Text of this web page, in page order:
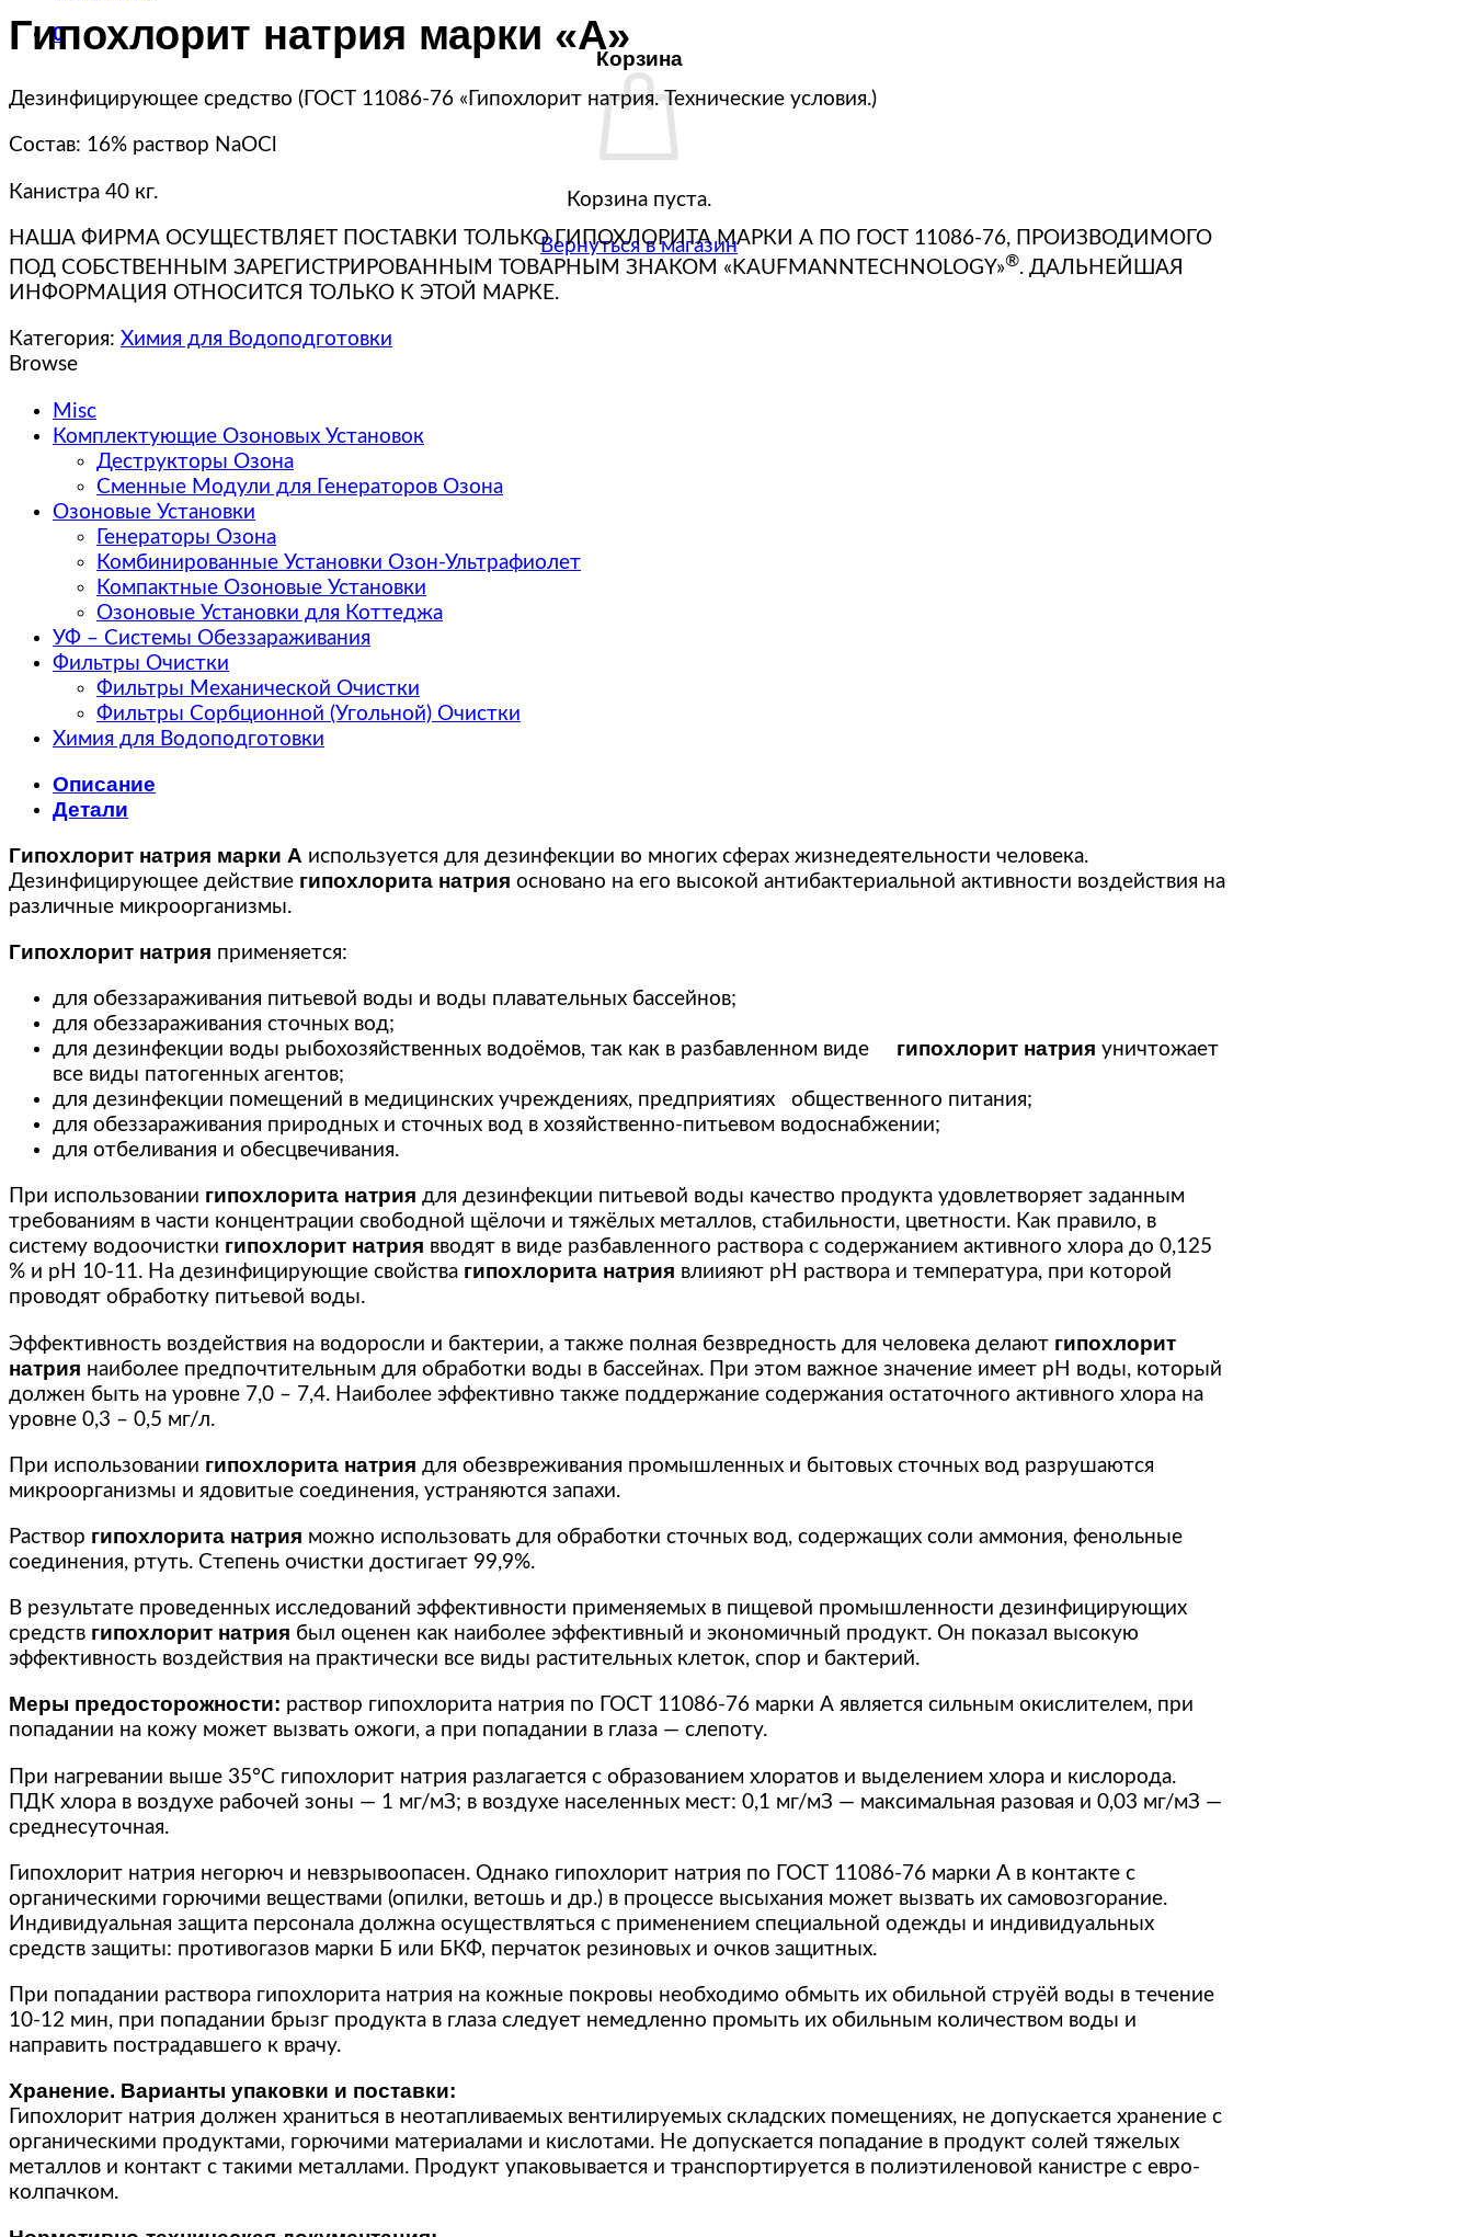
0
Корзина
Корзина пуста.
Вернуться в магазин
Гипохлорит натрия марки «А»
Дезинфицирующее средство (ГОСТ 11086-76 «Гипохлорит натрия. Технические условия.)
Состав: 16% раствор NaOCl
Канистра 40 кг.
НАША ФИРМА ОСУЩЕСТВЛЯЕТ ПОСТАВКИ ТОЛЬКО ГИПОХЛОРИТА МАРКИ А ПО ГОСТ 11086-76, ПРОИЗВОДИМОГО
ПОД СОБСТВЕННЫМ ЗАРЕГИСТРИРОВАННЫМ ТОВАРНЫМ ЗНАКОМ «KAUFMANNTECHNOLOGY»®. ДАЛЬНЕЙШАЯ
ИНФОРМАЦИЯ ОТНОСИТСЯ ТОЛЬКО К ЭТОЙ МАРКЕ.
Категория: Химия для Водоподготовки
Browse
Misc
Комплектующие Озоновых Установок
Деструкторы Oзона
Сменные Модули для Генераторов Озона
Озоновые Установки
Генераторы Озона
Комбинированные Установки Озон-Ультрафиолет
Компактные Озоновые Установки
Озоновые Установки для Коттеджа
УФ – Системы Обеззараживания
Фильтры Очистки
Фильтры Механической Очистки
Фильтры Сорбционной (Угольной) Очистки
Химия для Водоподготовки
Описание
Детали
Гипохлорит натрия марки А используется для дезинфекции во многих сферах жизнедеятельности человека.
Дезинфицирующее действие гипохлорита натрия основано на его высокой антибактериальной активности воздействия на
различные микроорганизмы.
Гипохлорит натрия применяется:
для обеззараживания питьевой воды и воды плавательных бассейнов;
для обеззараживания сточных вод;
для дезинфекции воды рыбохозяйственных водоёмов, так как в разбавленном виде гипохлорит натрия уничтожает
все виды патогенных агентов;
для дезинфекции помещений в медицинских учреждениях, предприятиях общественного питания;
для обеззараживания природных и сточных вод в хозяйственно-питьевом водоснабжении;
для отбеливания и обесцвечивания.
При использовании гипохлорита натрия для дезинфекции питьевой воды качество продукта удовлетворяет заданным
требованиям в части концентрации свободной щёлочи и тяжёлых металлов, стабильности, цветности. Как правило, в
систему водоочистки гипохлорит натрия вводят в виде разбавленного раствора с содержанием активного хлора до 0,125
% и рН 10-11. На дезинфицирующие свойства гипохлорита натрия влиияют рН раствора и температура, при которой
проводят обработку питьевой воды.
Эффективность воздействия на водоросли и бактерии, а также полная безвредность для человека делают гипохлорит
натрия наиболее предпочтительным для обработки воды в бассейнах. При этом важное значение имеет рН воды, который
должен быть на уровне 7,0 – 7,4. Наиболее эффективно также поддержание содержания остаточного активного хлора на
уровне 0,3 – 0,5 мг/л.
При использовании гипохлорита натрия для обезвреживания промышленных и бытовых сточных вод разрушаются
микроорганизмы и ядовитые соединения, устраняются запахи.
Раствор гипохлорита натрия можно использовать для обработки сточных вод, содержащих соли аммония, фенольные
соединения, ртуть. Степень очистки достигает 99,9%.
В результате проведенных исследований эффективности применяемых в пищевой промышленности дезинфицирующих
средств гипохлорит натрия был оценен как наиболее эффективный и экономичный продукт. Он показал высокую
эффективность воздействия на практически все виды растительных клеток, спор и бактерий.
Меры предосторожности: раствор гипохлорита натрия по ГОСТ 11086-76 марки А является сильным окислителем, при
попадании на кожу может вызвать ожоги, а при попадании в глаза — слепоту.
При нагревании выше 35°С гипохлорит натрия разлагается с образованием хлоратов и выделением хлора и кислорода.
ПДК хлора в воздухе рабочей зоны — 1 мг/мЗ; в воздухе населенных мест: 0,1 мг/мЗ — максимальная разовая и 0,03 мг/мЗ —
среднесуточная.
Гипохлорит натрия негорюч и невзрывоопасен. Однако гипохлорит натрия по ГОСТ 11086-76 марки А в контакте с
органическими горючими веществами (опилки, ветошь и др.) в процессе высыхания может вызвать их самовозгорание.
Индивидуальная защита персонала должна осуществляться с применением специальной одежды и индивидуальных
средств защиты: противогазов марки Б или БКФ, перчаток резиновых и очков защитных.
При попадании раствора гипохлорита натрия на кожные покровы необходимо обмыть их обильной струёй воды в течение
10-12 мин, при попадании брызг продукта в глаза следует немедленно промыть их обильным количеством воды и
направить пострадавшего к врачу.
Хранение. Варианты упаковки и поставки:
Гипохлорит натрия должен храниться в неотапливаемых вентилируемых складских помещениях, не допускается хранение с
органическими продуктами, горючими материалами и кислотами. Не допускается попадание в продукт солей тяжелых
металлов и контакт с такими металлами. Продукт упаковывается и транспортируется в полиэтиленовой канистре с евро-
колпачком.